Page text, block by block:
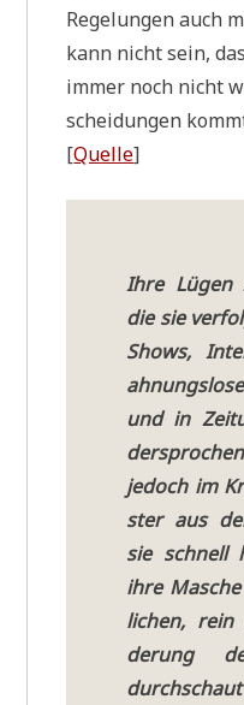
Rege­lun­gen auch
kann nicht sein,
immer noch nicht
schei­dun­gen
[Quel­le]
Ihre Lügen
die sie
Shows,
und in
jedoch im
ster aus
sie schnell
ihre
li­chen,
de­rung